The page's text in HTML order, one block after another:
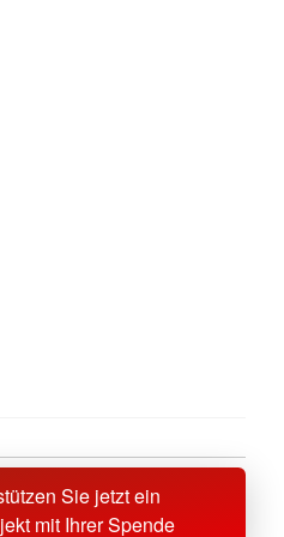
Sie jetzt ein
mit Ihrer Spende
Sprache wechseln zu